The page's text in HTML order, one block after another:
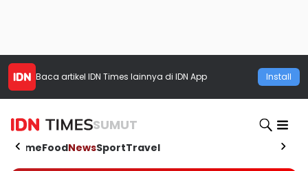
Baca artikel IDN Times lainnya di IDN App Install
SUMUT
HomeFoodNewsSportTravel